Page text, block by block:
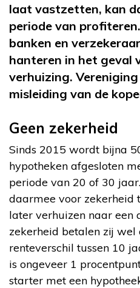
laat vastzetten, kan
periode van
banken en
hanteren in het geval
verhuizing.
misleiding van de
Geen zekerheid
Sinds 2015 wordt bijna
hypotheken afgesloten
periode van 20 of 30
daarmee voor zekerheid
later verhuizen naar een
zekerheid betalen zij wel
renteverschil tussen 10
is ongeveer 1
starter met een